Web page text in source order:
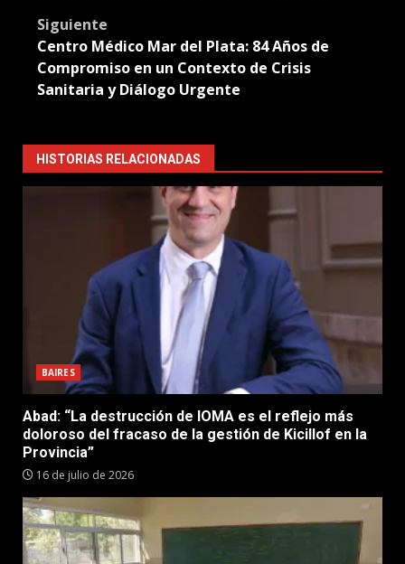
Siguiente
Centro Médico Mar del Plata: 84 Años de
Compromiso en un Contexto de Crisis
Sanitaria y Diálogo Urgente
HISTORIAS RELACIONADAS
BAIRES
Abad: “La destrucción de IOMA es el reflejo más
doloroso del fracaso de la gestión de Kicillof en la
Provincia”
16 de julio de 2026